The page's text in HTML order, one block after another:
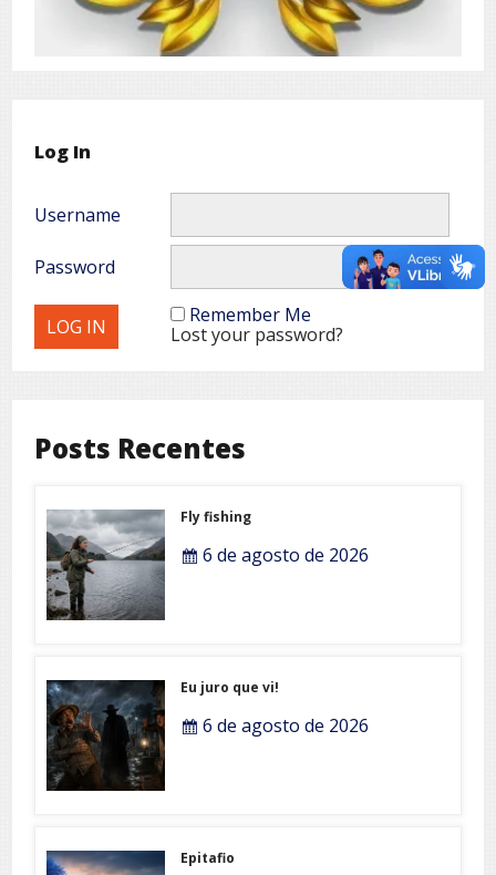
Log In
Username
Password
Remember Me
Lost your password?
Posts Recentes
Fly fishing
6 de agosto de 2026
Eu juro que vi!
6 de agosto de 2026
Epitafio